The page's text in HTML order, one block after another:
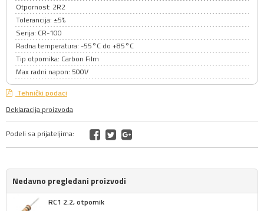
Otpornost: 2R2
Tolerancija: ±5%
Serija: CR-100
Radna temperatura: -55°C do +85°C
Tip otpornika: Carbon Film
Max radni napon: 500V
Tehnički podaci
Deklaracija proizvoda
Podeli sa prijateljima:
Nedavno pregledani proizvodi
RC1 2.2, otpornik